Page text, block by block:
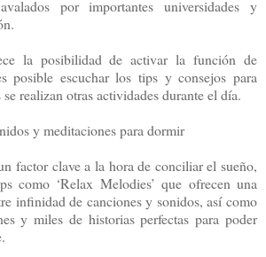
por importantes universidades y
la posibilidad de activar la función de
posible escuchar los tips y consejos para
realizan otras actividades durante el día.
y meditaciones para dormir
factor clave a la hora de conciliar el sueño,
como ‘Relax Melodies’ que ofrecen una
infinidad de canciones y sonidos, así como
y miles de historias perfectas para poder